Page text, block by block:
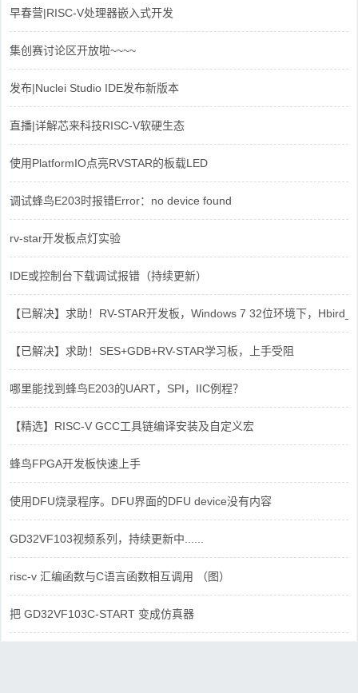
早春营|RISC-V处理器嵌入式开发
集创赛讨论区开放啦~~~~
发布|Nuclei Studio IDE发布新版本
直播|详解芯来科技RISC-V软硬生态
使用PlatformIO点亮RVSTAR的板载LED
调试蜂鸟E203时报错Error：no device found
rv-star开发板点灯实验
IDE或控制台下载调试报错（持续更新）
【已解决】求助！RV-STAR开发板，Windows 7 32位环境下，
【已解决】求助！SES+GDB+RV-STAR学习板，上手受阻
哪里能找到蜂鸟E203的UART，SPI，IIC例程？
【精选】RISC-V GCC工具链编译安装及自定义宏
蜂鸟FPGA开发板快速上手
使用DFU烧录程序。DFU界面的DFU device没有内容
GD32VF103视频系列，持续更新中......
risc-v 汇编函数与C语言函数相互调用 （图）
把 GD32VF103C-START 变成仿真器